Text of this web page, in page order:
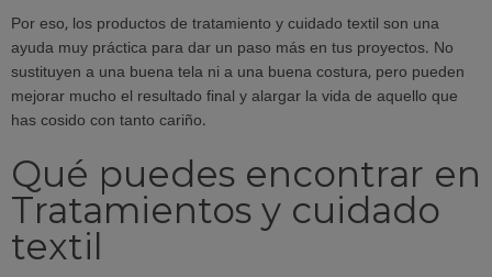
Por eso, los productos de tratamiento y cuidado textil son una
ayuda muy práctica para dar un paso más en tus proyectos. No
sustituyen a una buena tela ni a una buena costura, pero pueden
mejorar mucho el resultado final y alargar la vida de aquello que
has cosido con tanto cariño.
Qué puedes encontrar en
Tratamientos y cuidado
textil